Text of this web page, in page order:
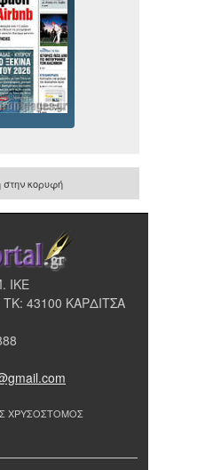
στην κορυφή
ΙΚΕ
43100 ΚΑΡΔΙΤΣΑ
ΧΡΥΣΟΣΤΟΜΟΣ